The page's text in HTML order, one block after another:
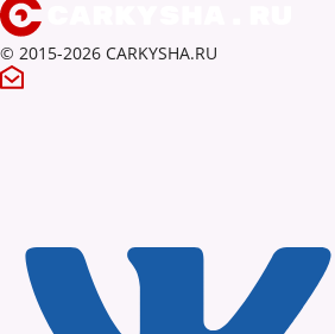
© 2015-2026 CARKYSHA.RU